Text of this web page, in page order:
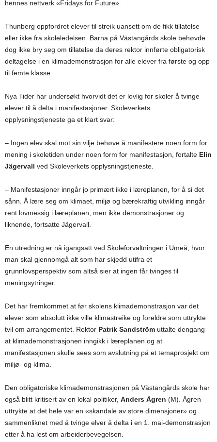
hennes nettverk «Fridays for Future».
Thunberg oppfordret elever til streik uansett om de fikk tillatelse
eller ikke fra skoleledelsen. Barna på Västangårds skole behøvde
dog ikke bry seg om tillatelse da deres rektor innførte obligatorisk
deltagelse i en klimademonstrasjon for alle elever fra første og opp
til femte klasse.
Nya Tider har undersøkt hvorvidt det er lovlig for skoler å tvinge
elever til å delta i manifestasjoner. Skoleverkets
opplysningstjeneste ga et klart svar:
– Ingen elev skal mot sin vilje behøve å manifestere noen form for
mening i skoletiden under noen form for manifestasjon, fortalte Elin
Jägervall ved Skoleverkets opplysningstjeneste.
– Manifestasjoner inngår jo primært ikke i læreplanen, for å si det
sånn. Å lære seg om klimaet, miljø og bærekraftig utvikling inngår
rent lovmessig i læreplanen, men ikke demonstrasjoner og
liknende, fortsatte Jägervall.
En utredning er nå igangsatt ved Skoleforvaltningen i Umeå, hvor
man skal gjennomgå alt som har skjedd utifra et
grunnlovsperspektiv som altså sier at ingen får tvinges til
meningsytringer.
Det har fremkommet at før skolens klimademonstrasjon var det
elever som absolutt ikke ville klimastreike og foreldre som uttrykte
tvil om arrangementet. Rektor Patrik Sandström uttalte dengang
at klimademonstrasjonen inngikk i læreplanen og at
manifestasjonen skulle sees som avslutning på et temaprosjekt om
miljø- og klima.
Den obligatoriske klimademonstrasjonen på Västangårds skole har
også blitt kritisert av en lokal politiker, Anders Ågren (M). Ågren
uttrykte at det hele var en «skandale av store dimensjoner» og
sammenliknet med å tvinge elver å delta i en 1. mai-demonstrasjon
etter å ha lest om arbeiderbevegelsen.